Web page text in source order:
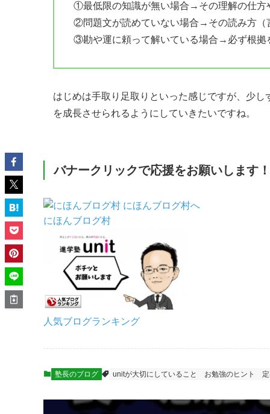
①最低限の知識が無い場合→その理解の仕方
②問題文が読めていない場合→その読み方（
③勘や運に頼って解いている場合→必ず根
はじめは手取り足取りといった感じですが、少
を成長させられるようにしていきたいですね。
バナークリックで応援をお願いします！
にほんブログ村
人気ブログランキング
塾長のブログ unitが大切にしていること お勉強のヒント